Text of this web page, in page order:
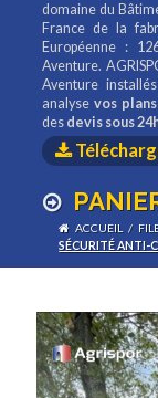
domaine du
France de la
Européenne :
Aventure.
Aventure
analyse vos
des devis sous
ACCUEIL /
SÉCURITÉ ANTI-